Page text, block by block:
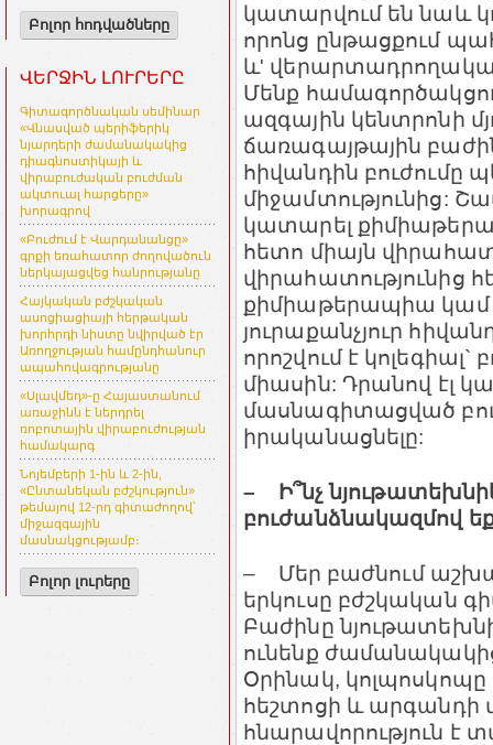
Բոլոր հոդվածները
ՎԵՐՋԻՆ ԼՈՒՐԵՐԸ
Գիտագործնական սեմինար
«Վնասված պերիֆերիկ
նյարդերի ժամանակակից
դիագնոստիկայի և
վիրաբուժական բուժման
ակտուալ հարցերը»
խորագրով
«Բուժում է Վարդանանցը»
գրքի եռահատոր ժողովածուն
ներկայացվեց հանրությանը
Հայկական բժշկական
ասոցիացիայի հերթական
խորհրդի նիստը նվիրված էր
Առողջության համընդհանուր
ապահովագրությանը
«Սլավմեդ»-ը Հայաստանում
առաջինն է ներդրել
ռոբոտային վիրաբուժության
համակարգ
Նոյեմբերի 1-ին և 2-ին,
«Ընտանեկան բժշկություն»
թեմայով 12-րդ գիտաժողով՝
միջազգային
մասնակցությամբ։
Բոլոր լուրերը
կատարվում են նաև
որոնց ընթացքում
ևʹ
Մենք
ազգային կենտրոնի
ճառագայթային
հիվանդին բուժումը
միջամտությունից:
կատարել
հետո միայն
վիրահատությունից
քիմիաթերապիա կամ
յուրաքանչյուր
որոշվում է
միասին: Դրանով էլ
մասնագիտացված
իրականացնելը:
– Ի՞նչ
բուժանձնակազմով
– Մեր բաժնում
երկուսը բժշկական
Բաժինը
ունենք
Օրինակ, կոլպոսկոպը
հեշտոցի և արգանդի
հնարավորություն է